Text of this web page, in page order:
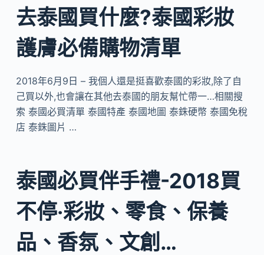
去泰國買什麼?泰國彩妝
護膚必備購物清單
2018年6月9日 – 我個人還是挺喜歡泰國的彩妝,除了自
己買以外,也會讓在其他去泰國的朋友幫忙帶一…相關搜
索 泰國必買清單 泰國特產 泰國地圖 泰銖硬幣 泰國免稅
店 泰銖圖片 …
泰國必買伴手禮-2018買
不停‧彩妝、零食、保養
品、香氛、文創…